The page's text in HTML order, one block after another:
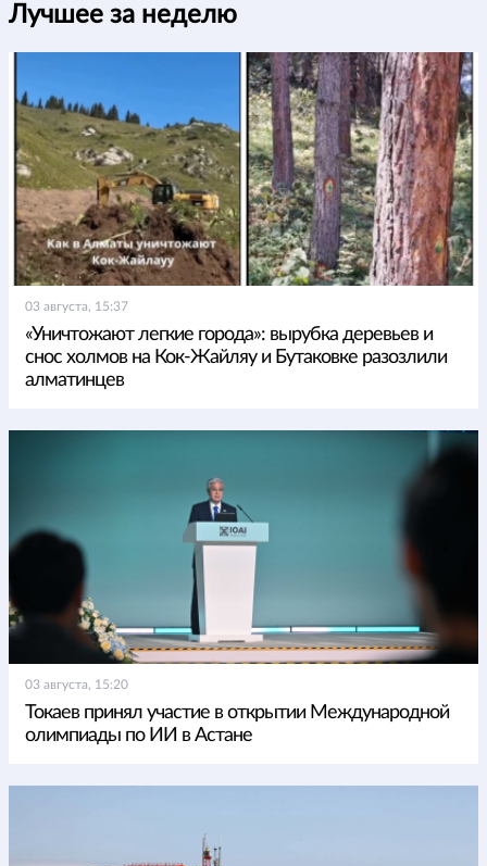
Лучшее за неделю
03 августа, 15:37
«Уничтожают легкие города»: вырубка деревьев и
снос холмов на Кок-Жайляу и Бутаковке разозлили
алматинцев
03 августа, 15:20
Токаев принял участие в открытии Международной
олимпиады по ИИ в Астане